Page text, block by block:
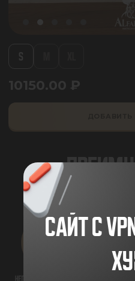
S
10150.00 ₽
САЙТ С